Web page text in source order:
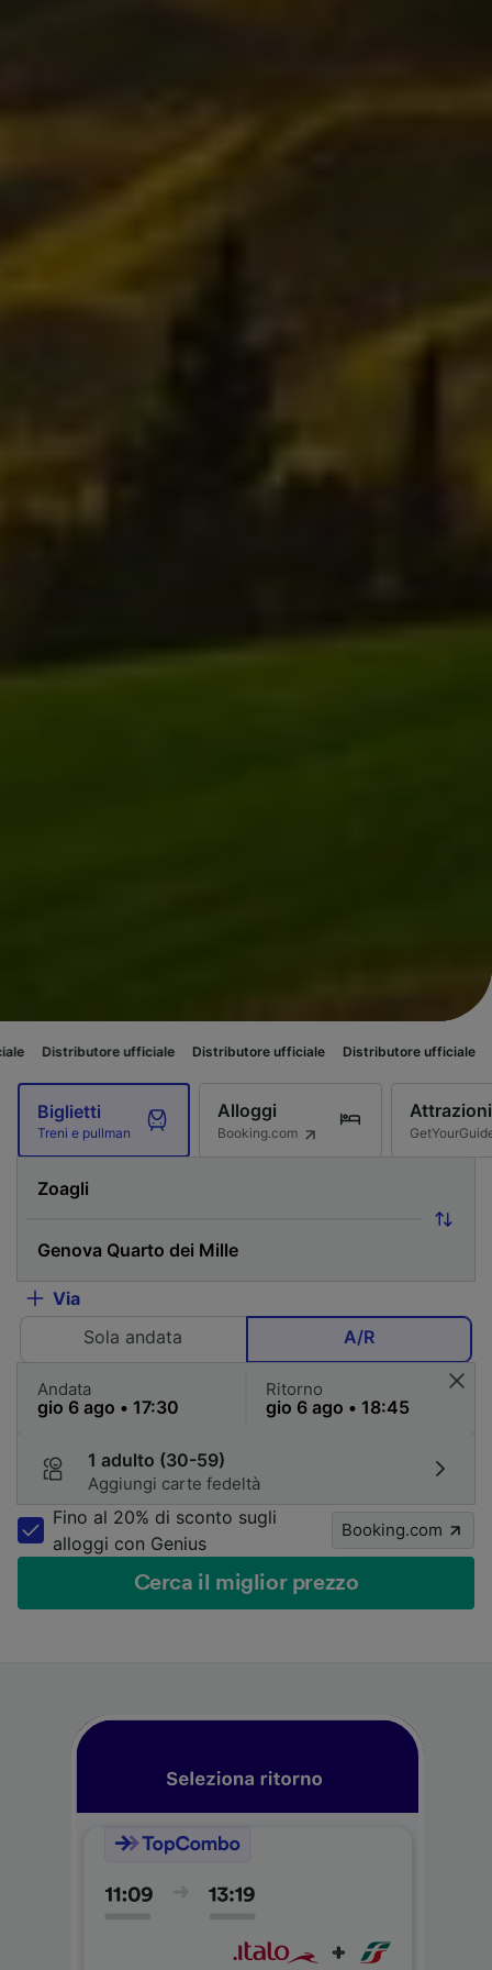
ufficiale Distributore ufficiale Distributore ufficiale Distributore
Biglietti
Treni e pullman
Alloggi
Booking.com
Attrazioni
Via
Sola andata
A/R
Andata Ritorno
1 adulto (30-59)
Aggiungi carte fedeltà
Fino al 20% di sconto sugli
alloggi con Genius
Booking.com
Cerca il miglior prezzo